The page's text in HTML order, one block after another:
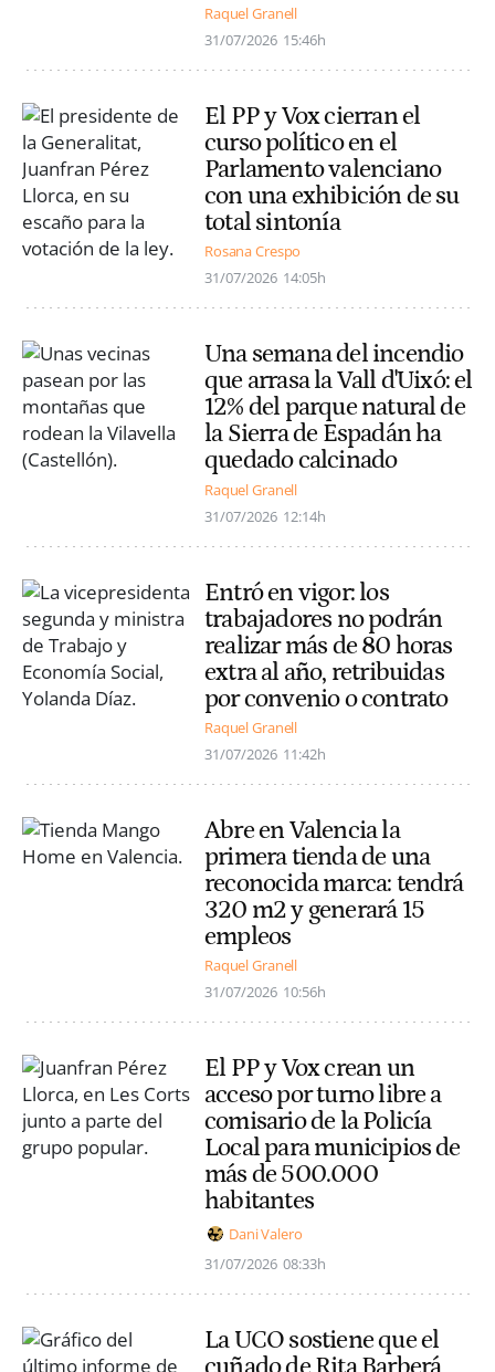
Raquel Granell
31/07/2026 15:46h
El PP y Vox cierran el
curso político en el
Parlamento valenciano
con una exhibición de su
total sintonía
Rosana Crespo
31/07/2026 14:05h
Una semana del incendio
que arrasa la Vall d'Uixó: el
12% del parque natural de
la Sierra de Espadán ha
quedado calcinado
Raquel Granell
31/07/2026 12:14h
Entró en vigor: los
trabajadores no podrán
realizar más de 80 horas
extra al año, retribuidas
por convenio o contrato
Raquel Granell
31/07/2026 11:42h
Abre en Valencia la
primera tienda de una
reconocida marca: tendrá
320 m2 y generará 15
empleos
Raquel Granell
31/07/2026 10:56h
El PP y Vox crean un
acceso por turno libre a
comisario de la Policía
Local para municipios de
más de 500.000
habitantes
Dani Valero
31/07/2026 08:33h
La UCO sostiene que el